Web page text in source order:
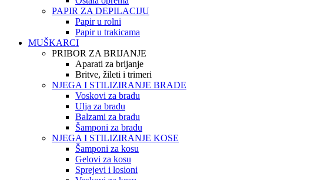
PAPIR ZA DEPILACIJU
Papir u rolni
Papir u trakicama
MUŠKARCI
PRIBOR ZA BRIJANJE
Aparati za brijanje
Britve, žileti i trimeri
NJEGA I STILIZIRANJE BRADE
Voskovi za bradu
Ulja za bradu
Balzami za bradu
Šamponi za bradu
NJEGA I STILIZIRANJE KOSE
Šamponi za kosu
Gelovi za kosu
Sprejevi i losioni